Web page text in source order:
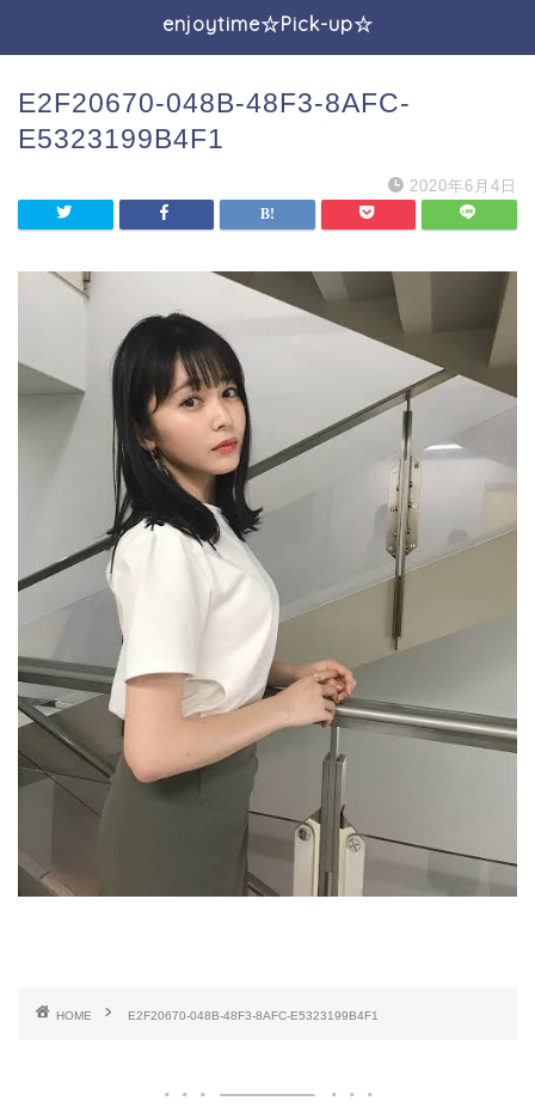
enjoytime☆Pick-up☆
E2F20670-048B-48F3-8AFC-
E5323199B4F1
2020年6月4日
HOME E2F20670-048B-48F3-8AFC-E5323199B4F1